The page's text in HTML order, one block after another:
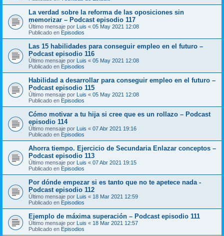
La verdad sobre la reforma de las oposiciones sin
memorizar – Podcast episodio 117
Último mensaje por Luis « 05 May 2021 12:08
Publicado en Episodios
Las 15 habilidades para conseguir empleo en el futuro –
Podcast episodio 116
Último mensaje por Luis « 05 May 2021 12:08
Publicado en Episodios
Habilidad a desarrollar para conseguir empleo en el futuro –
Podcast episodio 115
Último mensaje por Luis « 05 May 2021 12:08
Publicado en Episodios
Cómo motivar a tu hija si cree que es un rollazo – Podcast
episodio 114
Último mensaje por Luis « 07 Abr 2021 19:16
Publicado en Episodios
Ahorra tiempo. Ejercicio de Secundaria Enlazar conceptos –
Podcast episodio 113
Último mensaje por Luis « 07 Abr 2021 19:15
Publicado en Episodios
Por dónde empezar si es tanto que no te apetece nada -
Podcast episodio 112
Último mensaje por Luis « 18 Mar 2021 12:59
Publicado en Episodios
Ejemplo de máxima superación – Podcast episodio 111
Último mensaje por Luis « 18 Mar 2021 12:57
Publicado en Episodios